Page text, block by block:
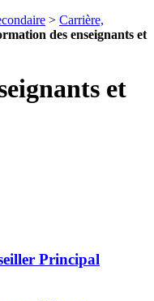
> Carrière,
des enseignants et
et
Principal